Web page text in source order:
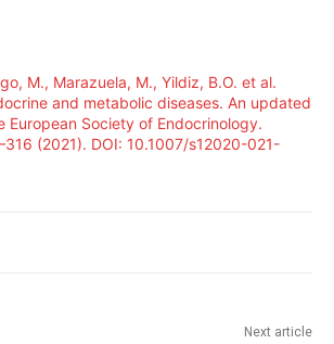
M., Marazuela, M., Yildiz, B.O. et al.
and metabolic diseases. An updated
European Society of Endocrinology.
(2021). DOI: 10.1007/s12020-021-
Next article